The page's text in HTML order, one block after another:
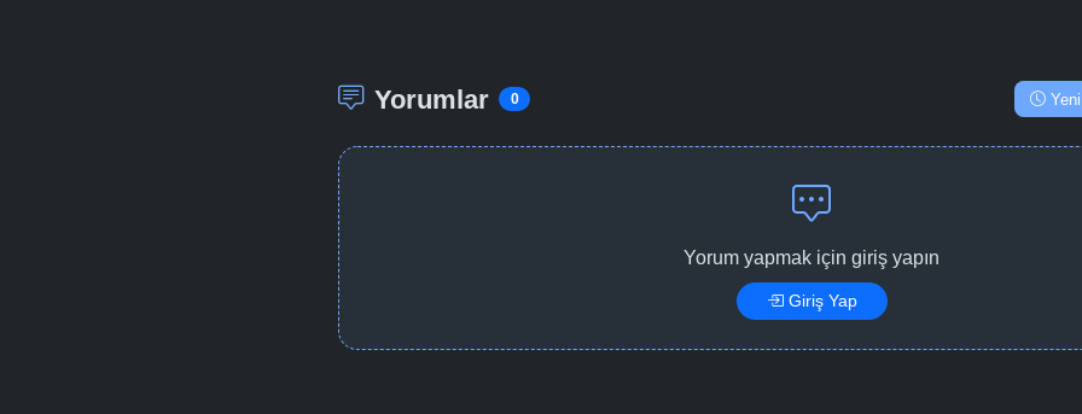
Yorumlar 0 Yeni
Yorum yapmak için giriş yapın
Giriş Yap